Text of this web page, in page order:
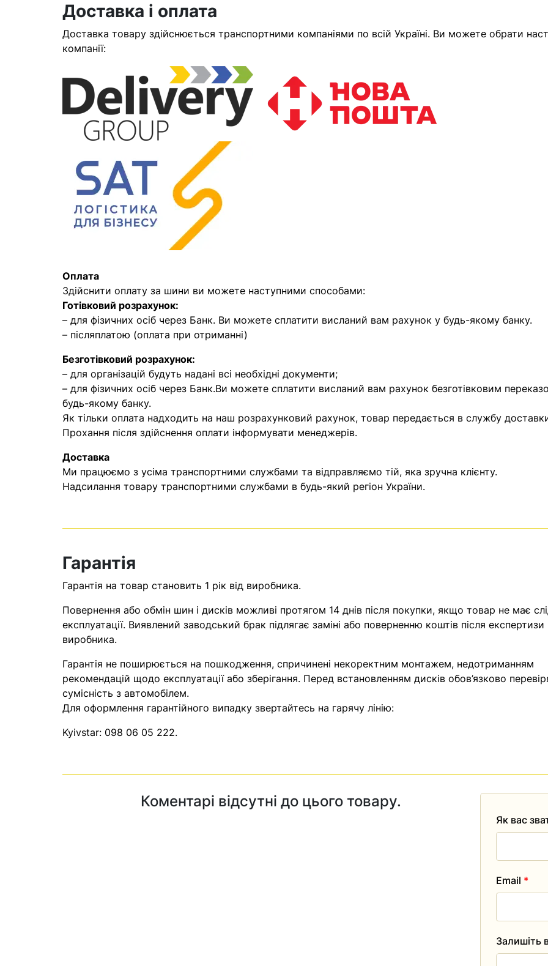
Кошик
У кошику немає товарів.Ваш номер надіслано.
Оператор зв’яжеться з
Доставка і оплата
Доставка товару здійснюється транспортними компаніями по всій Україні. Ви можете обрати
компанії:
Оплата
Здійснити оплату за шини ви можете наступними способами:
Готівковий розрахунок:
– для фізичних осіб через Банк. Ви можете сплатити висланий вам рахунок у будь-якому банку.
– післяплатою (оплата при отриманні)
Безготівковий розрахунок:
– для організацій будуть надані всі необхідні документи;
– для фізичних осіб через Банк.Ви можете сплатити висланий вам рахунок безготівковим
будь-якому банку.
Як тільки оплата надходить на наш розрахунковий рахунок, товар передається в службу
Прохання після здійснення оплати інформувати менеджерів.
Доставка
Ми працюємо з усіма транспортними службами та відправляємо тій, яка зручна клієнту.
Надсилання товару транспортними службами в будь-який регіон України.
Гарантія
Гарантія на товар становить 1 рік від виробника.
Повернення або обмін шин і дисків можливі протягом 14 днів після покупки, якщо товар не має
експлуатації. Виявлений заводський брак підлягає заміні або поверненню коштів після експертизи
виробника.
Гарантія не поширюється на пошкодження, спричинені некоректним монтажем, недотриманням
рекомендацій щодо експлуатації або зберігання. Перед встановленням дисків обов’язково
сумісність з автомобілем.
Для оформлення гарантійного випадку звертайтесь на гарячу лінію:
Kyivstar: 098 06 05 222.
Коментарі відсутні до цього товару.
Залишіть
Як вас
Email *